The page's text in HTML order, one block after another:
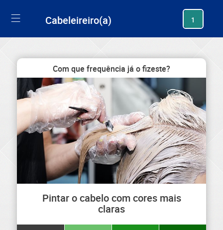
Cabeleireiro(a) 1
Com que frequência já o fizeste?
Pintar o cabelo com cores mais
claras